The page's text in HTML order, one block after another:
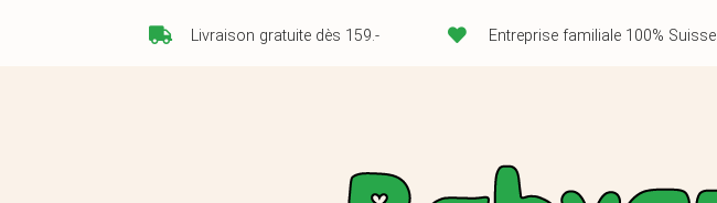
Livraison gratuite dès 159.- Entreprise familiale 100% Suisse